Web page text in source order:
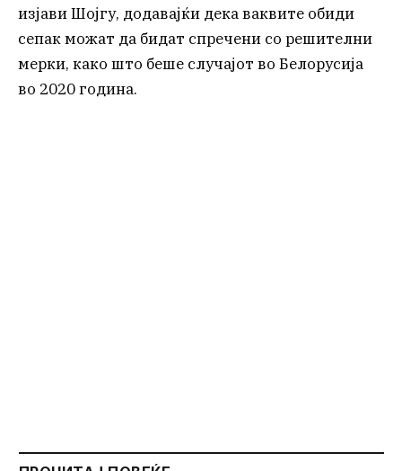
изјави Шојгу, додавајќи дека ваквите обиди
сепак можат да бидат спречени со решителни
мерки, како што беше случајот во Белорусија
во 2020 година.